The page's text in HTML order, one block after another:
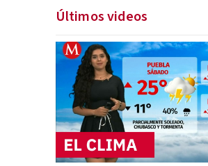
Últimos videos